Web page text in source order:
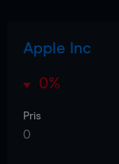
Apple Inc
0%
Pris
0